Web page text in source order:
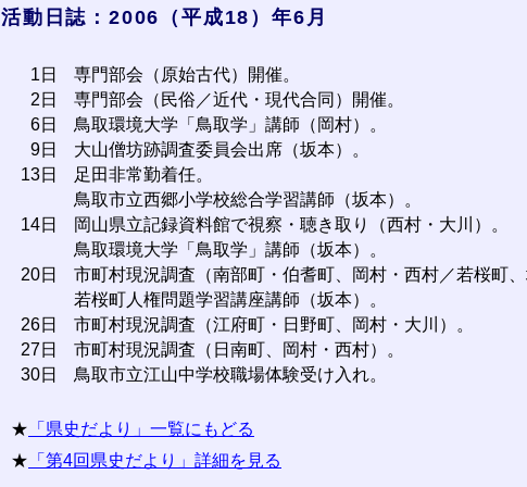
活動日誌：2006（平成18）年6月
1日
専門部会（原始古代）開催。
2日
専門部会（民俗／近代・現代合同）開催。
6日
鳥取環境大学「鳥取学」講師（岡村）。
9日
大山僧坊跡調査委員会出席（坂本）。
13日
足田非常勤着任。
鳥取市立西郷小学校総合学習講師（坂本）。
14日
岡山県立記録資料館で視察・聴き取り（西村・大川）。
鳥取環境大学「鳥取学」講師（坂本）。
20日
市町村現況調査（南部町・伯耆町、岡村・西村／若桜町
若桜町人権問題学習講座講師（坂本）。
26日
市町村現況調査（江府町・日野町、岡村・大川）。
27日
市町村現況調査（日南町、岡村・西村）。
30日
鳥取市立江山中学校職場体験受け入れ。
★ 「県史だより」一覧にもどる
★ 「第4回県史だより」詳細を見る